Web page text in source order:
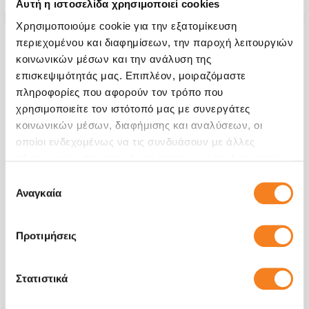
Αυτή η ιστοσελίδα χρησιμοποιεί cookies
Χρησιμοποιούμε cookie για την εξατομίκευση
περιεχομένου και διαφημίσεων, την παροχή λειτουργιών
κοινωνικών μέσων και την ανάλυση της
επισκεψιμότητάς μας. Επιπλέον, μοιραζόμαστε
πληροφορίες που αφορούν τον τρόπο που
χρησιμοποιείτε τον ιστότοπό μας με συνεργάτες
κοινωνικών μέσων, διαφήμισης και αναλύσεων, οι
οποίοι ενδεχομένως να τις συνδυάσουν με άλλες
των υπηρεσιών τους.
συγκατάθεσης
Αναγκαία
Προτιμήσεις
Στατιστικά
€8,06
€10,00
20 λεπτά